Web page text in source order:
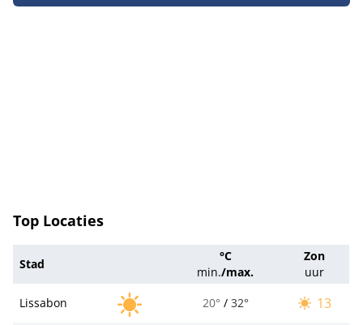
Top Locaties
Stad
°C
min./max.
Zon
uur
Lissabon
20° / 32° 13